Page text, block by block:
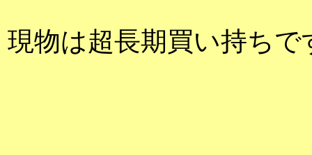
現物は超長期買い持ちで